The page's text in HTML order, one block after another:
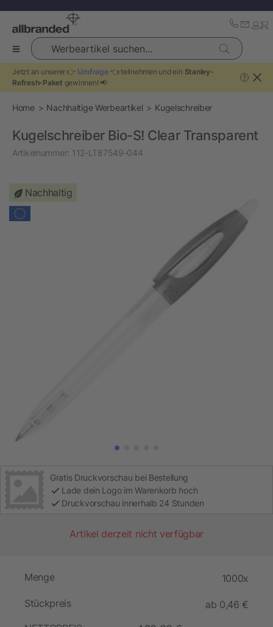
Werbeartikel suchen...
Jetzt an unserer 👉 Umfrage👈 teilnehmen und ein Stanley-
Refresh-Paket gewinnen! 📢
?
Home Nachhaltige Werbeartikel Kugelschreiber
Kugelschreiber Bio-S! Clear Transparent
Artikelnummer: 112-LT87549-044
Nachhaltig
Gratis Druckvorschau bei Bestellung
Lade dein Logo im Warenkorb hoch
Druckvorschau innerhalb 24 Stunden
Artikel derzeit nicht verfügbar
Menge 1000x
Stückpreis
ab 0,46 €